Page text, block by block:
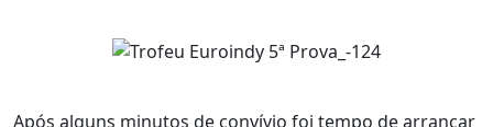
Após alguns minutos de convívio foi tempo de arrancar